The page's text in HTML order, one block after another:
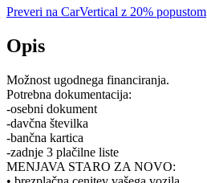
Preveri na CarVertical z 20% popustom
Opis
Možnost ugodnega financiranja.
Potrebna dokumentacija:
-osebni dokument
-davčna številka
-bančna kartica
-zadnje 3 plačilne liste
MENJAVA STARO ZA NOVO: